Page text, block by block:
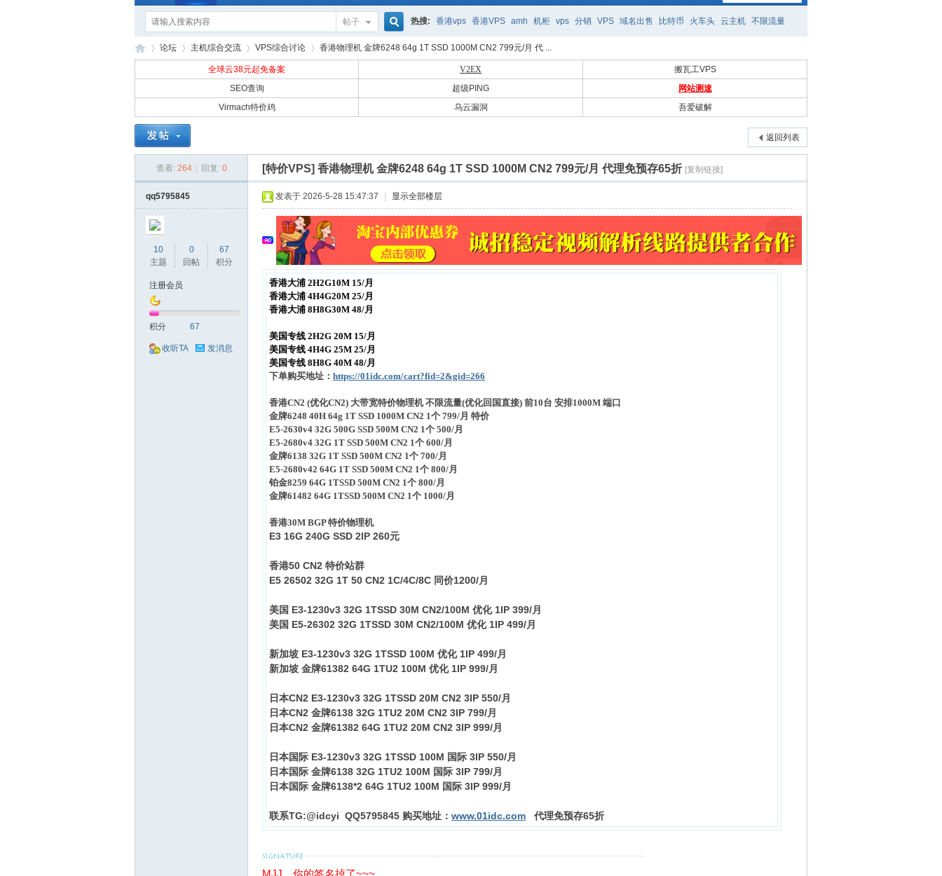
帖子
搜
热搜: 香港vps 香港VPS amh 机柜 vps 分销 VPS 域名出售 比特币 火车头 云主机 不限流量
论坛 主机综合交流
›
VPS综合讨论 香港物理机 金牌6248 64g 1T SSD 1000M CN2 799元/月 代 ...
全球云38元起免备案 V2EX
搬瓦工VPS
SEO查询
超级PING
网站测速
Virmach特价鸡
乌云漏洞 吾爱破解
返回列表
查看: 264 回复: 0 [特价VPS] 香港物理机 金牌6248 64g 1T SSD 1000M CN2 799元/月 代理免预存65折 [复制链接]
qq5795845
10
主题
0
回帖
67
积分
注册会员
积分 67
收听TA 发消息
发表于 2026-5-28 15:47:37 显示全部楼层
香港大浦 2H2G10M 15/月
香港大浦 4H4G20M 25/月
香港大浦 8H8G30M 48/月
美国专线 2H2G 20M 15/月
美国专线 4H4G 25M 25/月
美国专线 8H8G 40M 48/月
下单购买地址： https://01idc.com/cart?fid=2&gid=266
香港CN2 (优化CN2) 大带宽特价物理机 不限流量(优化回国直接) 前10台 安排1000M 端口
金牌6248 40H 64g 1T SSD 1000M CN2 1个 799/月 特价
E5-2630v4 32G 500G SSD 500M CN2 1个 500/月
E5-2680v4 32G 1T SSD 500M CN2 1个 600/月
金牌6138 32G 1T SSD 500M CN2 1个 700/月
E5-2680v42 64G 1T SSD 500M CN2 1个 800/月
铂金8259 64G 1TSSD 500M CN2 1个 800/月
金牌61482 64G 1TSSD 500M CN2 1个 1000/月
香港30M BGP 特价物理机
E3 16G 240G SSD 2IP 260元
香港50 CN2 特价站群
E5 26502 32G 1T 50 CN2 1C/4C/8C 同价1200/月
美国 E3-1230v3 32G 1TSSD 30M CN2/100M 优化 1IP 399/月
美国 E5-26302 32G 1TSSD 30M CN2/100M 优化 1IP 499/月
新加坡 E3-1230v3 32G 1TSSD 100M 优化 1IP 499/月
新加坡 金牌61382 64G 1TU2 100M 优化 1IP 999/月
日本CN2 E3-1230v3 32G 1TSSD 20M CN2 3IP 550/月
日本CN2 金牌6138 32G 1TU2 20M CN2 3IP 799/月
日本CN2 金牌61382 64G 1TU2 20M CN2 3IP 999/月
日本国际 E3-1230v3 32G 1TSSD 100M 国际 3IP 550/月
日本国际 金牌6138 32G 1TU2 100M 国际 3IP 799/月
日本国际 金牌6138*2 64G 1TU2 100M 国际 3IP 999/月
联系TG:@idcyi QQ5795845 购买地址： www.01idc.com 代理免预存65折
MJJ，你的签名掉了~~~